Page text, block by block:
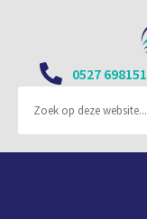
0527 698151